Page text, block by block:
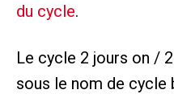
du cycle.
Le cycle 2 jours on /
sous le nom de